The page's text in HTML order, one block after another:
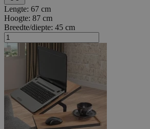
Lengte: 67 cm
Hoogte: 87 cm
Breedte/diepte: 45 cm